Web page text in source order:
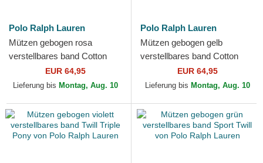
Polo Ralph Lauren
Mützen gebogen rosa
verstellbares band Cotton
Chino Classic Sport von Polo
Ralph Lauren
EUR 64,95
Lieferung bis Montag, Aug. 10
Polo Ralph Lauren
Mützen gebogen gelb
verstellbares band Cotton
Chino Classic Sport von Polo
Ralph Lauren
EUR 64,95
Lieferung bis Montag, Aug. 10